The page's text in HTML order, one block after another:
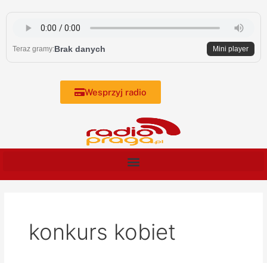
content
Teraz gramy:Brak danych Mini player
Wesprzyj radio
konkurs kobiet